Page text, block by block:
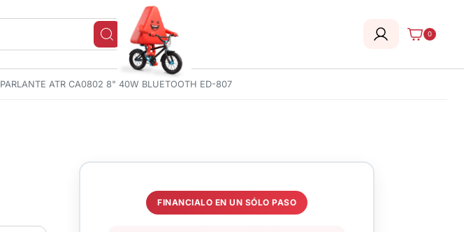
0
PARLANTE ATR CA0802 8" 40W BLUETOOTH ED-807
FINANCIALO EN UN SÓLO PASO